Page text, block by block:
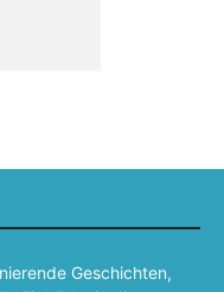
Geschichten,